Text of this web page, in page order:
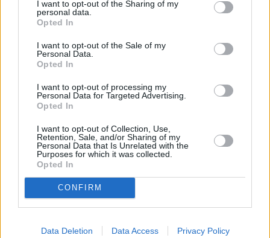
I want to opt-out of the Sharing of my
personal data.
Opted In
I want to opt-out of the Sale of my
Personal Data.
Opted In
I want to opt-out of processing my
Personal Data for Targeted Advertising.
Opted In
I want to opt-out of Collection, Use,
Retention, Sale, and/or Sharing of my
Personal Data that Is Unrelated with the
Purposes for which it was collected.
Opted In
CONFIRM
Data Deletion Data Access Privacy Policy